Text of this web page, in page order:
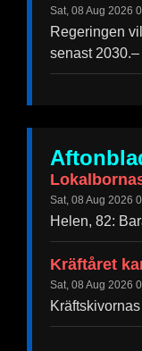
Sat, 08 Aug 2026
Regeringen
senast
Sat, 08 Aug 2026
Helen, 82:
Kräftåret
Sat, 08 Aug 2026